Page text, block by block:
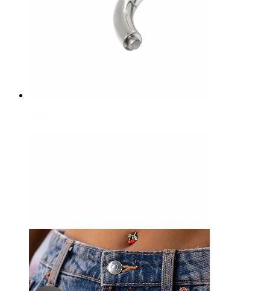
-15%
3 für 2
Bodymod Premium
Scharnierring aus Titan
9,27 €10,90 €